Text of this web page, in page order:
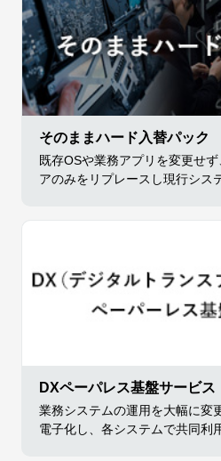
そのままハード入替パック
既存OSや業務アプリを変更せ
アのみをリプレースし現行シス
DXペーパレス基盤サービス
業務システムの運用を大幅に変
電子化し、各システムで共同利